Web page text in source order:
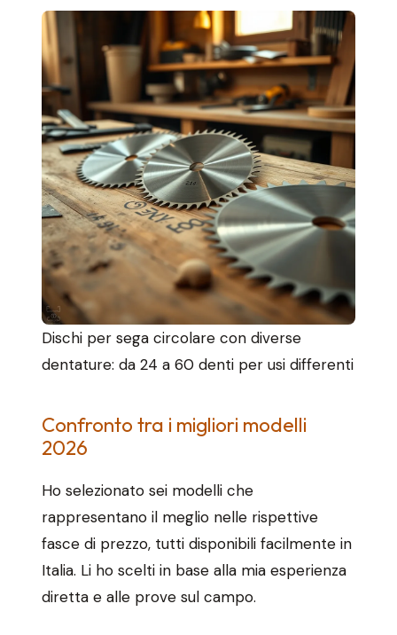
Dischi per sega circolare con diverse
dentature: da 24 a 60 denti per usi differenti
Confronto tra i migliori modelli
2026
Ho selezionato sei modelli che
rappresentano il meglio nelle rispettive
fasce di prezzo, tutti disponibili facilmente in
Italia. Li ho scelti in base alla mia esperienza
diretta e alle prove sul campo.